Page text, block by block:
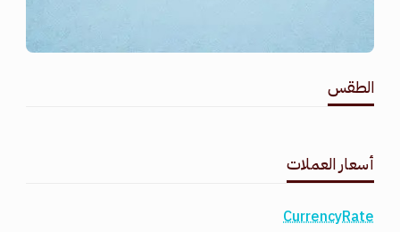
الطقس
أسعار العملات
CurrencyRate